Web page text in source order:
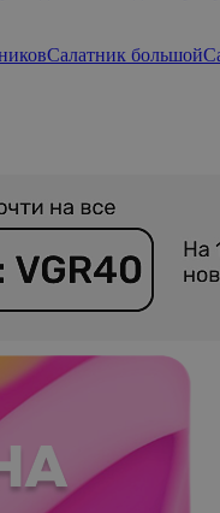
Салатник большой